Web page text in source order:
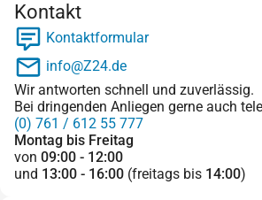
Kontakt
Kontaktformular
info@Z24.de
Wir antworten schnell und zuverlässig.
Bei dringenden Anliegen gerne auch
(0) 761 / 612 55 777
Montag bis Freitag
von 09:00 - 12:00
und 13:00 - 16:00 (freitags bis 14:00)